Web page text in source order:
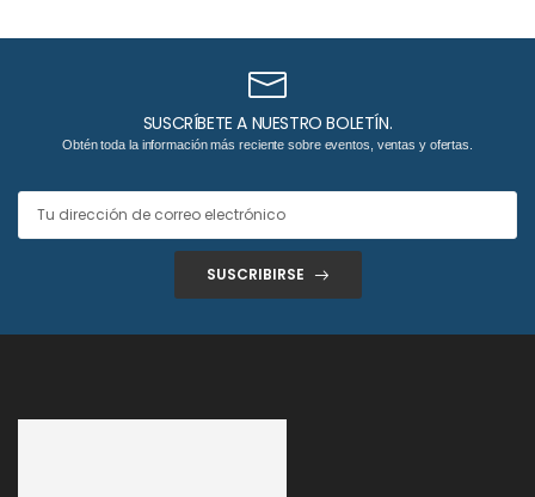
SUSCRÍBETE A NUESTRO BOLETÍN.
Obtén toda la información más reciente sobre eventos, ventas y ofertas.
SUSCRIBIRSE